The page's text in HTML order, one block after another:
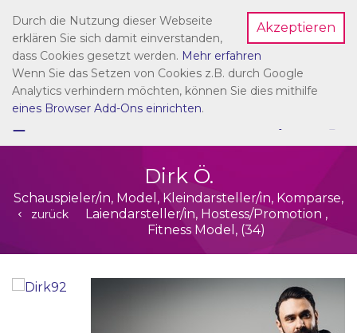
Dein Account
☰
Dirk Ö.
zurück
Schauspieler/in, Model, Kleindarsteller/in, Komparse,
Laiendarsteller/in, Hostess/Promotion ,
Fitness Model, (34)
Akzeptieren
Durch die Nutzung dieser Webseite
erklären Sie sich damit einverstanden,
dass Cookies gesetzt werden. Mehr erfahren
Wenn Sie das Setzen von Cookies z.B. durch Google
Analytics verhindern möchten, können Sie dies mithilfe
eines Browser Add-Ons einrichten.